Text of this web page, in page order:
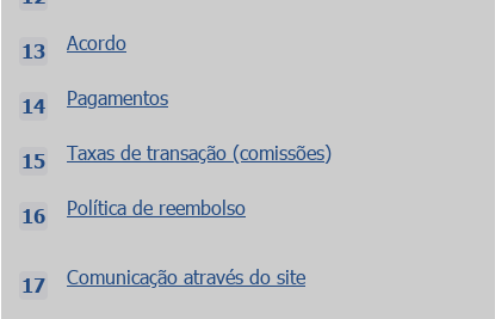
Acordo
Pagamentos
Taxas de transação (comissões)
Política de reembolso
Comunicação através do site